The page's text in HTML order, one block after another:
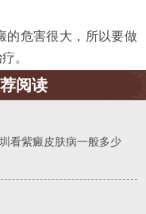
危害很大，所以要做
。
阅读
看紫癜皮肤病一般多少